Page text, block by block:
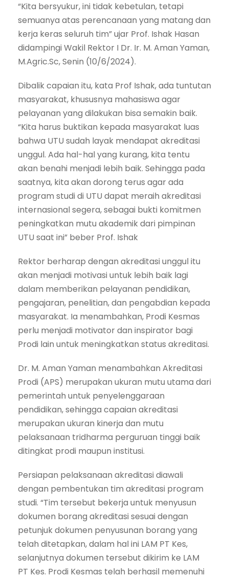
“Kita bersyukur, ini tidak kebetulan, tetapi
semuanya atas perencanaan yang matang dan
kerja keras seluruh tim” ujar Prof. Ishak Hasan
didampingi Wakil Rektor I Dr. Ir. M. Aman Yaman,
M.Agric.Sc, Senin (10/6/2024).
Dibalik capaian itu, kata Prof Ishak, ada tuntutan
masyarakat, khususnya mahasiswa agar
pelayanan yang dilakukan bisa semakin baik.
“Kita harus buktikan kepada masyarakat luas
bahwa UTU sudah layak mendapat akreditasi
unggul. Ada hal-hal yang kurang, kita tentu
akan benahi menjadi lebih baik. Sehingga pada
saatnya, kita akan dorong terus agar ada
program studi di UTU dapat meraih akreditasi
internasional segera, sebagai bukti komitmen
peningkatkan mutu akademik dari pimpinan
UTU saat ini” beber Prof. Ishak
Rektor berharap dengan akreditasi unggul itu
akan menjadi motivasi untuk lebih baik lagi
dalam memberikan pelayanan pendidikan,
pengajaran, penelitian, dan pengabdian kepada
masyarakat. Ia menambahkan, Prodi Kesmas
perlu menjadi motivator dan inspirator bagi
Prodi lain untuk meningkatkan status akreditasi.
Dr. M. Aman Yaman menambahkan Akreditasi
Prodi (APS) merupakan ukuran mutu utama dari
pemerintah untuk penyelenggaraan
pendidikan, sehingga capaian akreditasi
merupakan ukuran kinerja dan mutu
pelaksanaan tridharma perguruan tinggi baik
ditingkat prodi maupun institusi.
Persiapan pelaksanaan akreditasi diawali
dengan pembentukan tim akreditasi program
studi. “Tim tersebut bekerja untuk menyusun
dokumen borang akreditasi sesuai dengan
petunjuk dokumen penyusunan borang yang
telah ditetapkan, dalam hal ini LAM PT Kes,
selanjutnya dokumen tersebut dikirim ke LAM
PT Kes. Prodi Kesmas telah berhasil memenuhi